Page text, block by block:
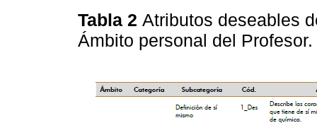
Tabla 2 Atributos deseables
Ámbito personal del Profesor.